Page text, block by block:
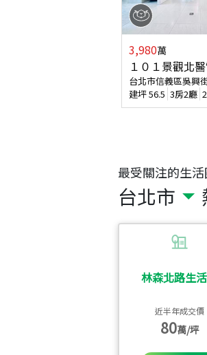
最受關注的生
台北市
林森北路生
近半年成交價
80萬/坪
3,980萬
１０１景觀北
台北市信義區吳興
建坪56.5 3房2廳